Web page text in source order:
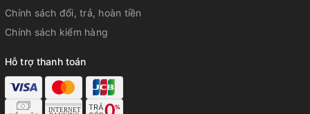
Các cánh sau ở mặt trong của dây
có hình tròn chống trượt, có nhiều
lỗ hơn giúp điều chỉnh độ chặt dễ
Chính sách đổi, trả, hoàn tiền
Chính sách kiểm hàng
Hỗ trợ thanh toán